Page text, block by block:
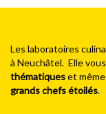
Les laboratoires
à Neuchâtel. Elle
thématiqueset
grands chefs étoilés.